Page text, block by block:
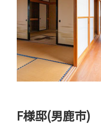
F様邸(男鹿市)